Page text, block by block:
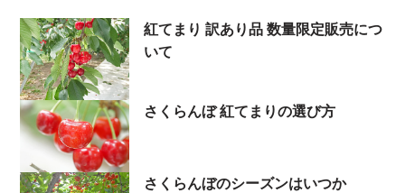
紅てまり 訳あり品 数量限定販売につ
いて
さくらんぼ 紅てまりの選び方
さくらんぼのシーズンはいつか